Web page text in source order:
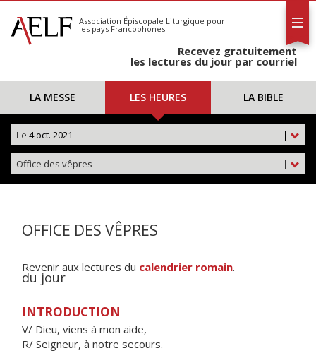
S'abonner
Calendrier
Association Épiscopale Liturgique pour
les pays Francophones
Recevez gratuitement
les lectures du jour par courriel
LA MESSE LES HEURES LA BIBLE
|
Le 4 oct. 2021
|
Office des vêpres
OFFICE DES VÊPRES
Revenir aux lectures du calendrier romain.
du jour
INTRODUCTION
V/ Dieu, viens à mon aide,
R/ Seigneur, à notre secours.